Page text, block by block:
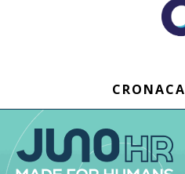
CRONACA